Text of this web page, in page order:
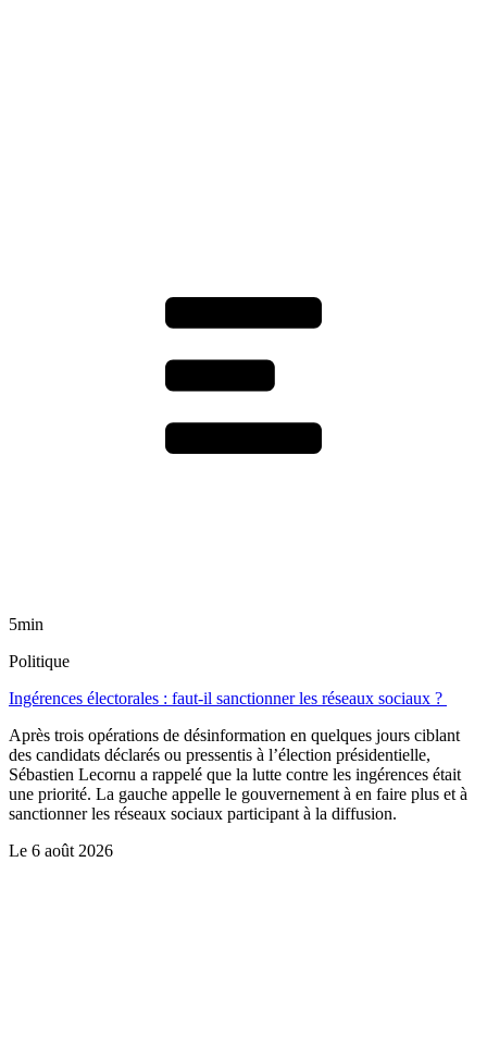
5min
Politique
Ingérences électorales : faut-il sanctionner les réseaux sociaux ?
Après trois opérations de désinformation en quelques jours ciblant
des candidats déclarés ou pressentis à l’élection présidentielle,
Sébastien Lecornu a rappelé que la lutte contre les ingérences était
une priorité. La gauche appelle le gouvernement à en faire plus et à
sanctionner les réseaux sociaux participant à la diffusion.
Le 6 août 2026